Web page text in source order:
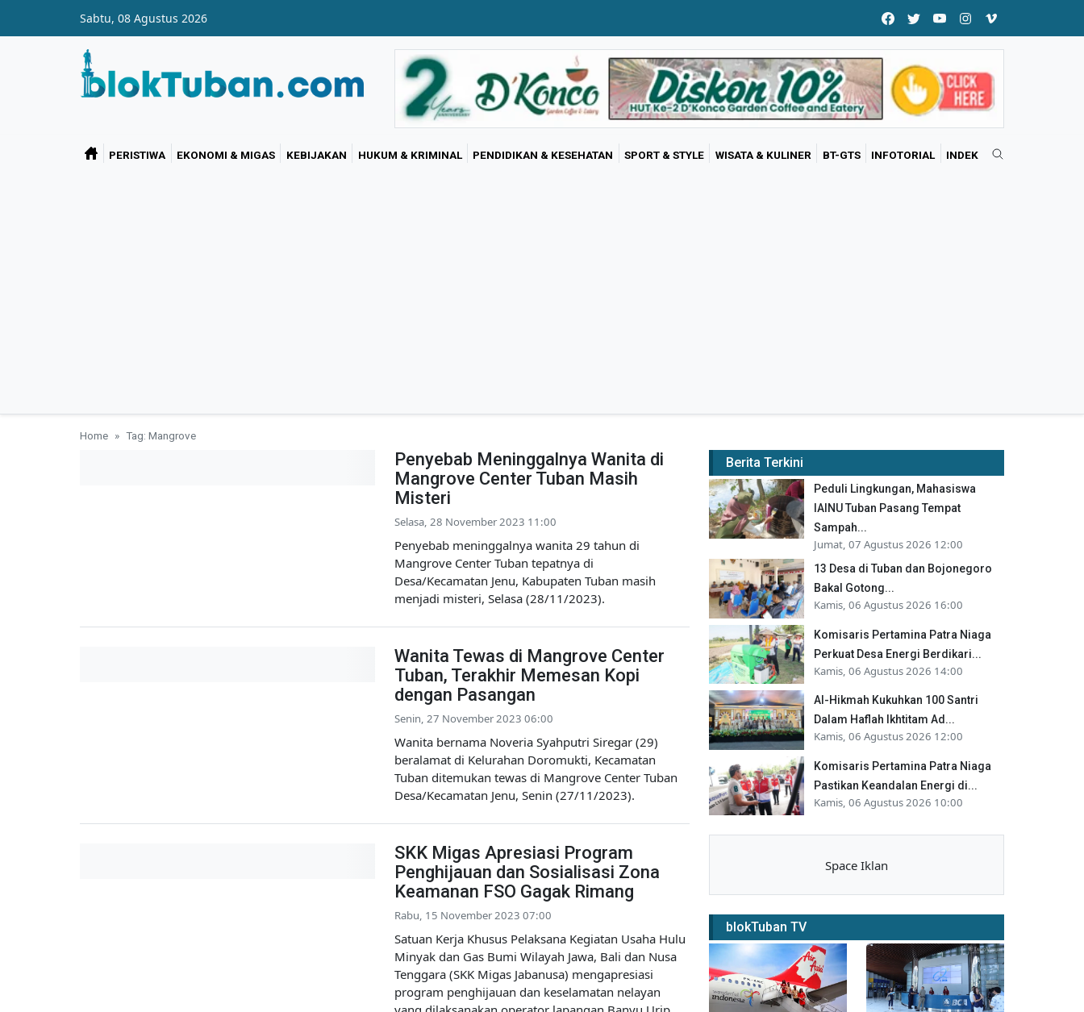
Sabtu, 08 Agustus 2026
PERISTIWA EKONOMI & MIGAS KEBIJAKAN HUKUM & KRIMINAL PENDIDIKAN & KESEHATAN SPORT & STYLE WISATA & KULINER BT-GTS INFOTORIAL INDEK
Home Tag: Mangrove
Penyebab Meninggalnya Wanita di
Mangrove Center Tuban Masih
Misteri
Selasa, 28 November 2023 11:00
Penyebab meninggalnya wanita 29 tahun di
Mangrove Center Tuban tepatnya di
Desa/Kecamatan Jenu, Kabupaten Tuban masih
menjadi misteri, Selasa (28/11/2023).
Wanita Tewas di Mangrove Center
Tuban, Terakhir Memesan Kopi
dengan Pasangan
Senin, 27 November 2023 06:00
Wanita bernama Noveria Syahputri Siregar (29)
beralamat di Kelurahan Doromukti, Kecamatan
Tuban ditemukan tewas di Mangrove Center Tuban
Desa/Kecamatan Jenu, Senin (27/11/2023).
SKK Migas Apresiasi Program
Penghijauan dan Sosialisasi Zona
Keamanan FSO Gagak Rimang
Rabu, 15 November 2023 07:00
Satuan Kerja Khusus Pelaksana Kegiatan Usaha Hulu
Minyak dan Gas Bumi Wilayah Jawa, Bali dan Nusa
Tenggara (SKK Migas Jabanusa) mengapresiasi
program penghijauan dan keselamatan nelayan
Berita Terkini
Peduli Lingkungan, Mahasiswa
IAINU Tuban Pasang Tempat
Sampah...
Jumat, 07 Agustus 2026 12:00
13 Desa di Tuban dan Bojonegoro
Bakal Gotong...
Kamis, 06 Agustus 2026 16:00
Komisaris Pertamina Patra Niaga
Perkuat Desa Energi Berdikari...
Kamis, 06 Agustus 2026 14:00
Al-Hikmah Kukuhkan 100 Santri
Dalam Haflah Ikhtitam Ad...
Kamis, 06 Agustus 2026 12:00
Komisaris Pertamina Patra Niaga
Pastikan Keandalan Energi di...
Kamis, 06 Agustus 2026 10:00
Space Iklan
blokTuban TV